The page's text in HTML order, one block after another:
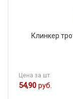
Клинкер
Цена за шт.
54,90 руб.